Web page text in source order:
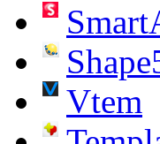
Vtem